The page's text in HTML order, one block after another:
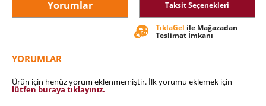
hikayesinin işlendiği Vatan Yahut Silistre’de asıl vurgulanmak
istenen, “vatan uğruna yapılmayacak şey olmadığı”dır.
Yorumlar Taksit Seçenekleri
TıklaGel ile Mağazadan
Teslimat İmkanı
YORUMLAR
Ürün için henüz yorum eklenmemiştir. İlk yorumu eklemek için
lütfen buraya tıklayınız.